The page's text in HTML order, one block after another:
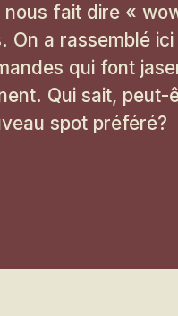
fait dire «
On a rassemblé
qui font
Qui sait, peut-
spot préféré?